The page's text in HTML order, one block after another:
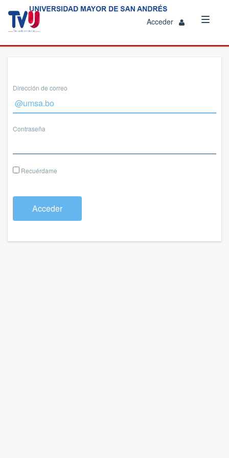
Acceder
Dirección de correo
Contraseña
Recuérdame
Acceder